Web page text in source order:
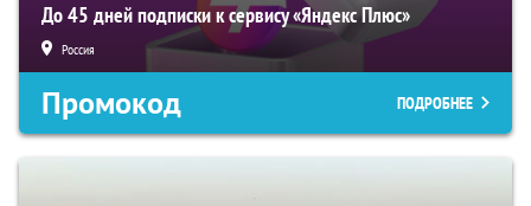
До 45 дней подписки к сервису «Яндекс Плюс»
Россия
Промокод ПОДРОБНЕЕ